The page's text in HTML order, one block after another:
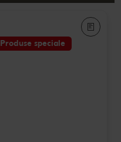
Produse speciale